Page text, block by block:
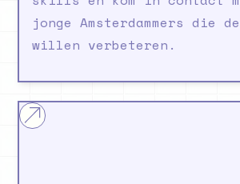
jonge Amsterdammers die
willen verbeteren.